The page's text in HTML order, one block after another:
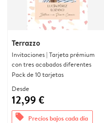
Terrazzo
Invitaciones | Tarjeta prémium
con tres acabados diferentes
Pack de 10 tarjetas
Desde
12,99 €
offers Precios bajos cada día